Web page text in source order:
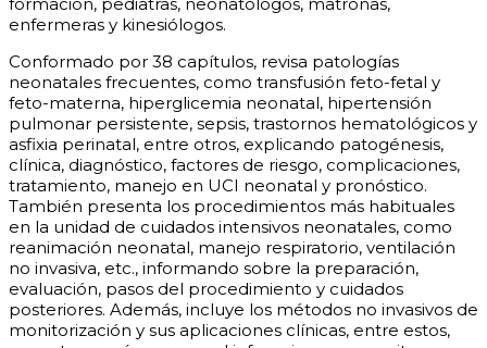
enfermeras y kinesiólogos.
Conformado por 38 capítulos, revisa patologías
neonatales frecuentes, como transfusión feto-fetal y
feto-materna, hiperglicemia neonatal, hipertensión
pulmonar persistente, sepsis, trastornos hematológicos y
asfixia perinatal, entre otros, explicando patogénesis,
clínica, diagnóstico, factores de riesgo, complicaciones,
tratamiento, manejo en UCI neonatal y pronóstico.
También presenta los procedimientos más habituales
en la unidad de cuidados intensivos neonatales, como
reanimación neonatal, manejo respiratorio, ventilación
no invasiva, etc., informando sobre la preparación,
evaluación, pasos del procedimiento y cuidados
posteriores. Además, incluye los métodos no invasivos de
monitorización y sus aplicaciones clínicas, entre estos,